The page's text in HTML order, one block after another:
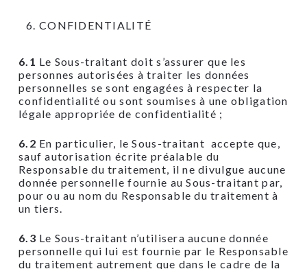
CONFIDENTIALITÉ
6.1 Le Sous-traitant doit s’assurer que les
personnes autorisées à traiter les données
personnelles se sont engagées à respecter la
confidentialité ou sont soumises à une obligation
légale appropriée de confidentialité ;
6.2 En particulier, le Sous-traitant accepte que,
sauf autorisation écrite préalable du
Responsable du traitement, il ne divulgue aucune
donnée personnelle fournie au Sous-traitant par,
pour ou au nom du Responsable du traitement à
un tiers.
6.3 Le Sous-traitant n’utilisera aucune donnée
personnelle qui lui est fournie par le Responsable
du traitement autrement que dans le cadre de la